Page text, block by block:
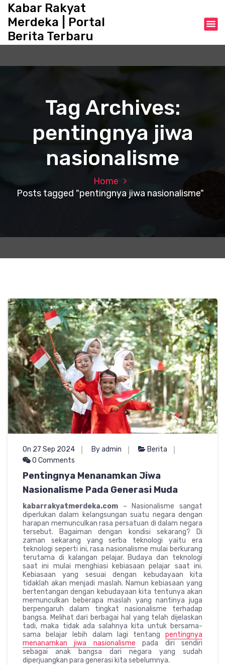
Kabar Rakyat
Merdeka | Portal
Berita Terbaru
Tag Archives:
pentingnya jiwa
nasionalisme
Home
Posts tagged "pentingnya jiwa nasionalisme"
On 27 Sep 2024 By admin
Berita
0 Comments
Pentingnya Menanamkan Jiwa
Nasionalisme Pada Generasi Muda
kabarrakyatmerdeka.com – Nasionalisme sangat
diperlukan dalam kelangsungan suatu negara dengan
harapan memunculkan rasa persatuan di dalam negara
tersebut. Bagaiman dengan kondisi sekarang? Di
zaman sekarang yang serba teknologi yaitu era
teknologi seperti ini, rasa nasionalisme mulai berkurang
terutama di kalangan pelajar. Budaya dan teknologi
saat ini mulai menghiasi kebiasaan pelajar saat ini.
Kebiasaan yang sesuai dengan kebudayaan kita
tidaklah akan menjadi maslah. Namun kebiasaan yang
bertentangan dengan kebudayaan kita tentunya akan
memunculkan beberapa maslah yang nantinya juga
berpengaruh dalam tingkat nasionalisme terhadap
bangsa. Melihat dari berbagai hal yang telah dijelaskan
tadi, maka tidak ada salahnya kita untuk bersama-
sama belajar lebih dalam lagi tentang pentingnya
menanamkan jiwa nasionalisme pada diri sendiri
sebagai anak bangsa dari negara yang sudah
diperjuangkan para generasi kita sebelumnya.